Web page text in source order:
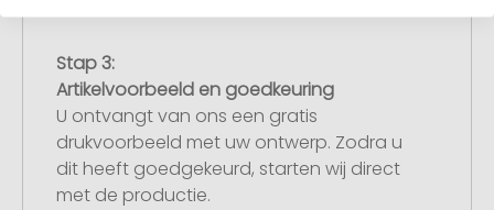
Stap 3:
Artikelvoorbeeld en goedkeuring
U ontvangt van ons een gratis
drukvoorbeeld met uw ontwerp. Zodra u
dit heeft goedgekeurd, starten wij direct
met de productie.